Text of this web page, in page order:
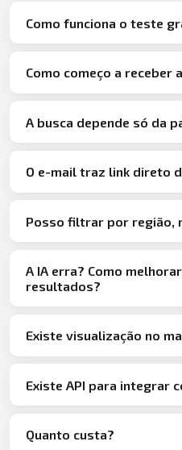
Como funciona o teste
Como começo a receber
A busca depende só da
O e-mail traz link direto
Posso filtrar por região,
A IA erra? Como
resultados?
Existe visualização no
Existe API para integrar
Quanto custa?